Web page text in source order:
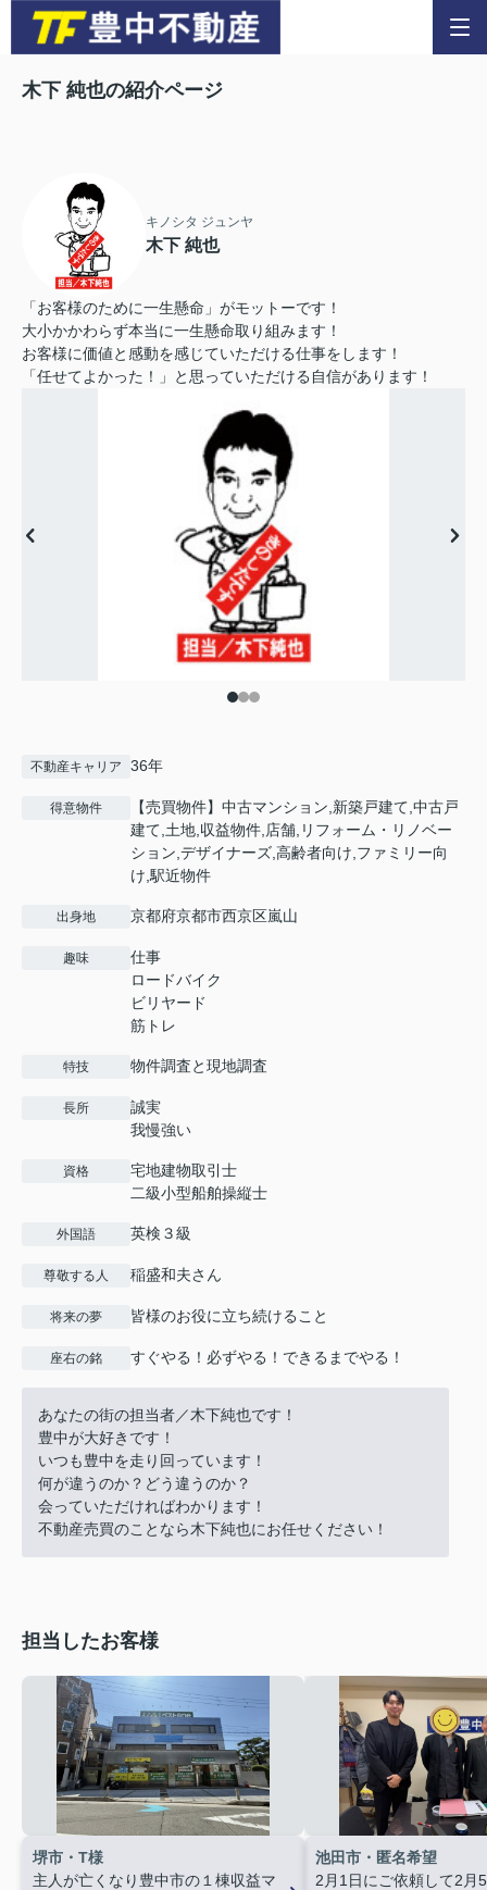
木下 純也の紹介ページ
キノシタ ジュンヤ
木下 純也
「お客様のために一生懸命」がモットーです！
大小かかわらず本当に一生懸命取り組みます！
お客様に価値と感動を感じていただける仕事をします！
「任せてよかった！」と思っていただける自信があります！
不動産キャリア 36年
得意物件
【売買物件】中古マンション,新築戸建て,中古戸
建て,土地,収益物件,店舗,リフォーム・リノベー
ション,デザイナーズ,高齢者向け,ファミリー向
け,駅近物件
出身地 京都府京都市西京区嵐山
趣味
仕事
ロードバイク
ビリヤード
筋トレ
特技 物件調査と現地調査
長所
誠実
我慢強い
資格
宅地建物取引士
二級小型船舶操縦士
外国語 英検３級
尊敬する人 稲盛和夫さん
将来の夢 皆様のお役に立ち続けること
座右の銘 すぐやる！必ずやる！できるまでやる！
あなたの街の担当者／木下純也です！
豊中が大好きです！
いつも豊中を走り回っています！
何が違うのか？どう違うのか？
会っていただければわかります！
不動産売買のことなら木下純也にお任せください！
担当したお客様
堺市・T様
主人が亡くなり豊中市の１棟収益マ
池田市・匿名希望
2月1日にご依頼して2月